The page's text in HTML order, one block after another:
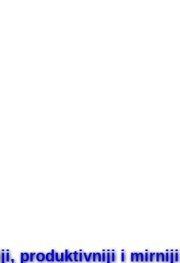
produktivniji i mirniji